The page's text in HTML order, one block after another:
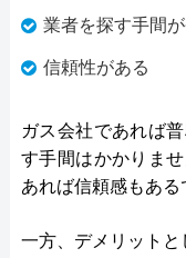
業者を探す手間
信頼性がある
ガス会社であれば
す手間はかかりま
あれば信頼感もある
一方、デメリットと